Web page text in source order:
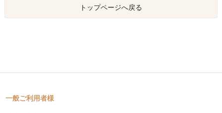
トップページへ戻る
一般ご利用者様